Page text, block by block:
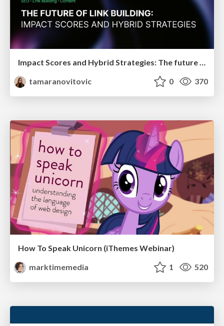
Impact Scores and Hybrid Strategies: The future of link building
tamaranovitovic
0 370
How To Speak Unicorn (iThemes Webinar)
marktimemedia
1 520